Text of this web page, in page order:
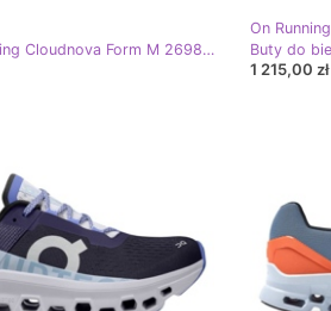
Buty On Running Cloudnova Form M 2698182 niebieskie
On Running
1 215,00 zł